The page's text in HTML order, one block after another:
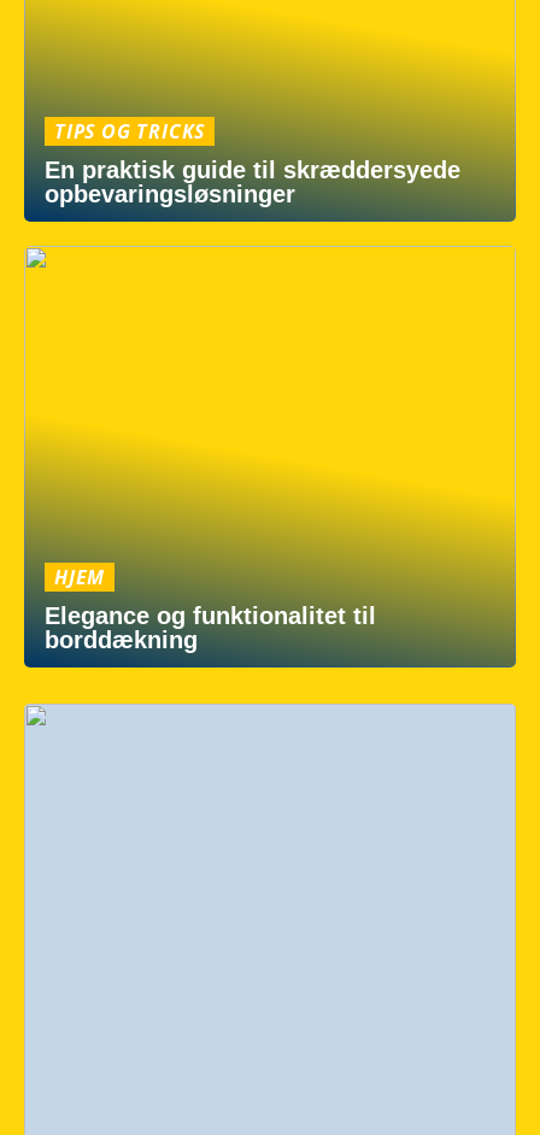
TIPS OG TRICKS
En praktisk guide til skræddersyede
opbevaringsløsninger
HJEM
Elegance og funktionalitet til
borddækning